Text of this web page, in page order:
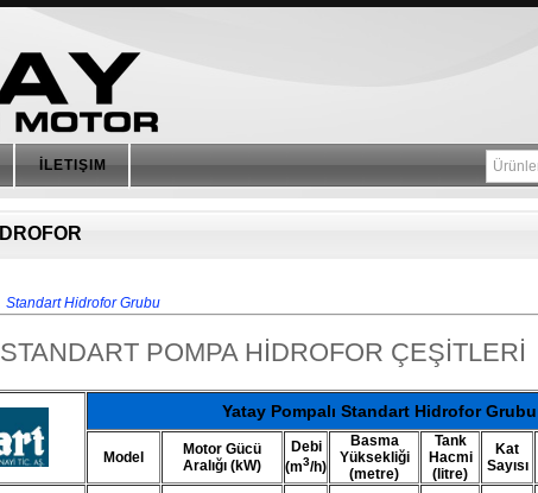
İLETIŞIM
Standart Hidrofor Grubu
STANDART POMPA HİDROFOR ÇEŞİTLERİ
Yatay Pompalı Standart Hidrofor Grubu
Model
Motor Gücü
Aralığı (kW)
Debi
(m3/h)
Basma
Yüksekliği
(metre)
Tank
Hacmi
(litre)
Kat
Sayısı